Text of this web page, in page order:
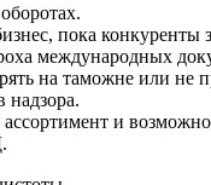
пока конкуренты
международных
на таможне или не
надзора.
и